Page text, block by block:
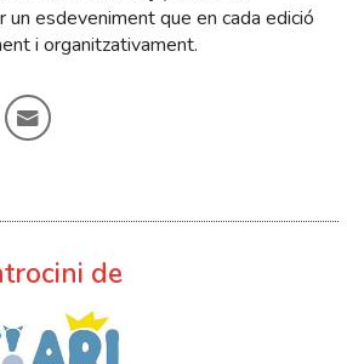
un esdeveniment que en cada edició
i organitzativament.
de